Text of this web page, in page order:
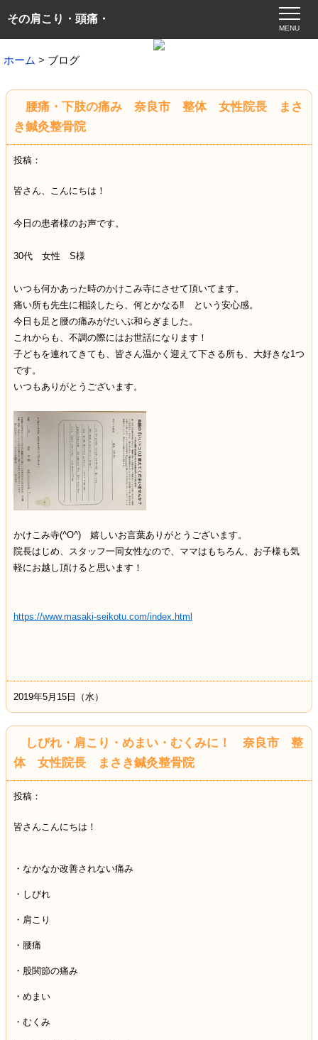
その肩こり・頭痛・
MENU
ホーム ブログ
腰痛・下肢の痛み 奈良市 整体 女性院長 まさ
き鍼灸整骨院
投稿：
皆さん、こんにちは！
今日の患者様のお声です。
30代 女性 S様
いつも何かあった時のかけこみ寺にさせて頂いてます。
痛い所も先生に相談したら、何とかなる‼ という安心感。
今日も足と腰の痛みがだいぶ和らぎました。
これからも、不調の際にはお世話になります！
子どもを連れてきても、皆さん温かく迎えて下さる所も、大好きな1つ
です。
いつもありがとうございます。
かけこみ寺(^O^) 嬉しいお言葉ありがとうございます。
院長はじめ、スタッフ一同女性なので、ママはもちろん、お子様も気
軽にお越し頂けると思います！
https://www.masaki-seikotu.com/index.html
2019年5月15日（水）
しびれ・肩こり・めまい・むくみに！ 奈良市 整
体 女性院長 まさき鍼灸整骨院
投稿：
皆さんこんにちは！
・なかなか改善されない痛み
・しびれ
・肩こり
・腰痛
・股関節の痛み
・めまい
・むくみ